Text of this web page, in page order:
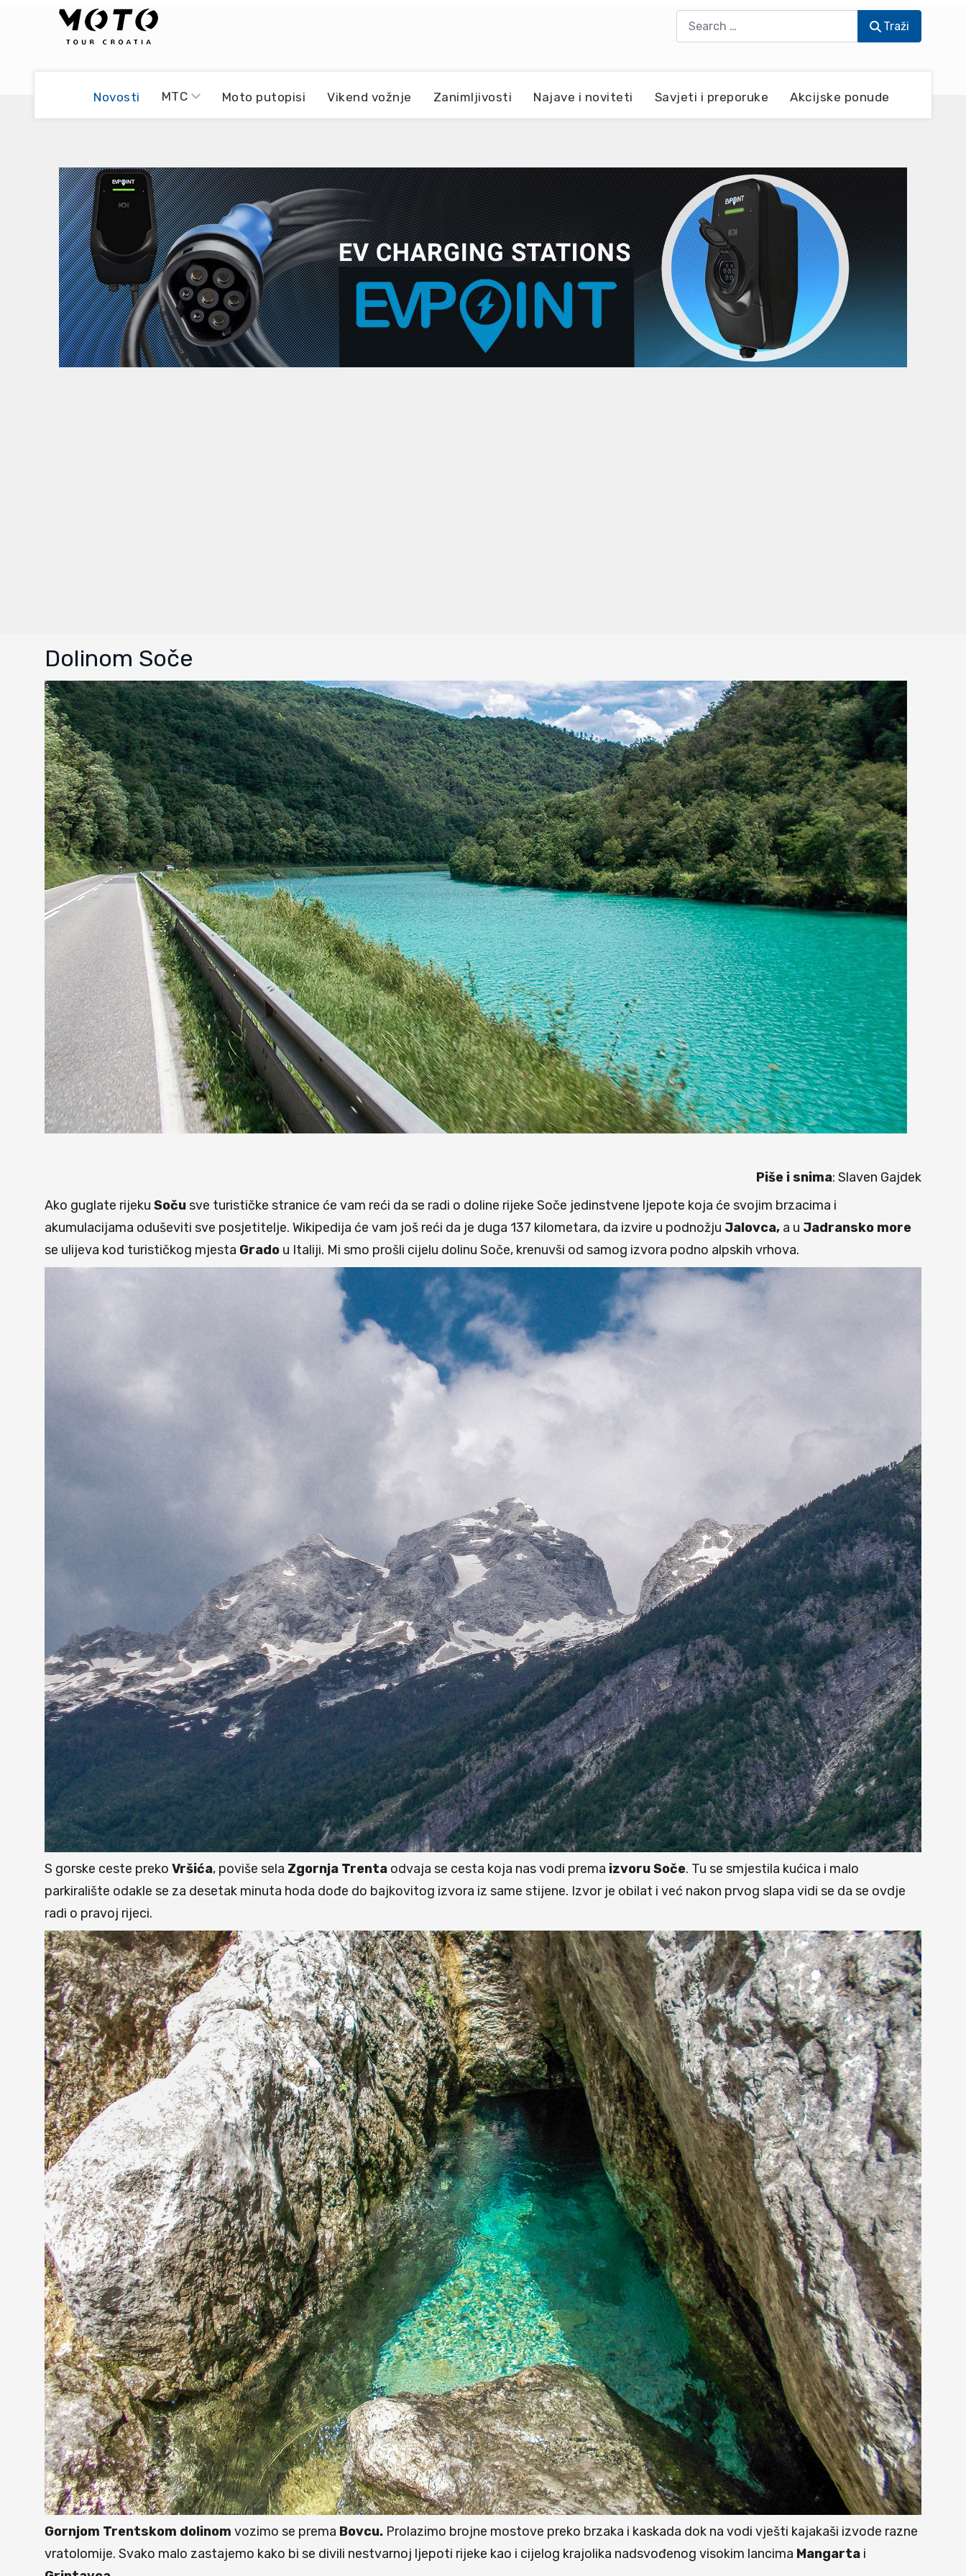
Traži
Novosti MTC Moto putopisi Vikend vožnje Zanimljivosti Najave i noviteti Savjeti i preporuke Akcijske ponude
Dolinom Soče
Piše i snima: Slaven Gajdek
Ako guglate rijeku Sočusve turističke stranice će vam reći da se radi o doline rijeke Soče jedinstvene ljepote koja će svojim brzacima i
akumulacijama oduševiti sve posjetitelje. Wikipedija će vam još reći da je duga 137 kilometara, da izvire u podnožju Jalovca, a u Jadransko more
se ulijeva kod turističkog mjesta Grado u Italiji. Mi smo prošli cijelu dolinu Soče, krenuvši od samog izvora podno alpskih vrhova.
S gorske ceste preko Vršića, poviše sela Zgornja Trenta odvaja se cesta koja nas vodi prema izvoruSoče. Tu se smjestila kućica i malo
parkiralište odakle se za desetak minuta hoda dođe do bajkovitog izvora iz same stijene. Izvor je obilat i već nakon prvog slapa vidi se da se ovdje
radi o pravoj rijeci.
Gornjom Trentskom dolinom vozimo se prema Bovcu. Prolazimo brojne mostove preko brzaka i kaskada dok na vodi vješti kajakaši izvode razne
vratolomije. Svako malo zastajemo kako bi se divili nestvarnoj ljepoti rijeke kao i cijelog krajolika nadsvođenog visokim lancima Mangarta i
Moto servisi
Impressum
Damir Pritišanac - Prile
Dario Dinter - Moto TOZ
Igor Kreč - UmPaDrum
Igor Kukec Brmbi
Slaven Gajdek
MTC - Moto Tour Croatia
Moto putopisi
Vikend vožnje
Zanimljivost